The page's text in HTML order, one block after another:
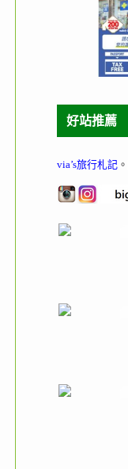
好站推薦
via’s旅行札記 。